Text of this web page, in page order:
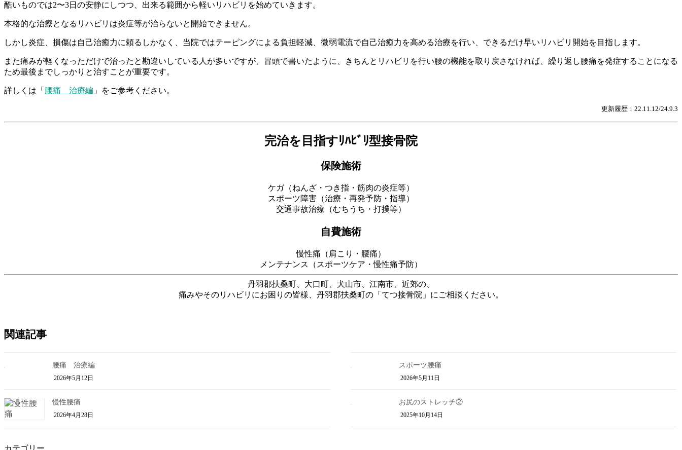
酷いものでは2〜3日の安静にしつつ、出来る範囲から軽いリハビリを始めていきます。
本格的な治療となるリハビリは炎症等が治らないと開始できません。
しかし炎症、損傷は自己治癒力に頼るしかなく、当院ではテーピングによる負担軽減、微弱電流で自己治癒力を高める治療を行い、できるだけ早いリハビリ開始を目指します。
また痛みが軽くなっただけで治ったと勘違いしている人が多いですが、冒頭で書いたように、きちんとリハビリを行い腰の機能を取り戻さなければ、繰り返し腰痛を発症することになる
ため最後までしっかりと治すことが重要です。
詳しくは「 腰痛 治療編 」をご参考ください。
更新履歴：22.11.12/24.9.3
完治を目指すﾘﾊﾋﾞﾘ型接骨院
保険施術
ケガ（ねんざ・つき指・筋肉の炎症等）
スポーツ障害（治療・再発予防・指導）
交通事故治療（むちうち・打撲等）
自費施術
慢性痛（肩こり・腰痛）
メンテナンス（スポーツケア・慢性痛予防）
丹羽郡扶桑町、大口町、犬山市、江南市、近郊の、
痛みやそのリハビリにお困りの皆様、丹羽郡扶桑町の「てつ接骨院」にご相談ください。
関連記事
腰痛 治療編
2026年5月12日
スポーツ腰痛
2026年5月11日
慢性腰痛
2026年4月28日
お尻のストレッチ②
2025年10月14日
カテゴリー